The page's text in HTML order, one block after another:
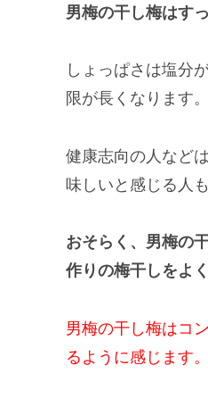
男梅の干し梅はす
しょっぱさは塩分
限が長くなります。
健康志向の人など
味しいと感じる人も
おそらく、男梅の
作りの梅干しをよ
男梅の干し梅はコ
るように感じます。